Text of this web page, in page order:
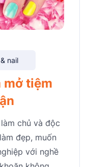
nail
mở tiệm
chủ và độc
đẹp, muốn
với nghề